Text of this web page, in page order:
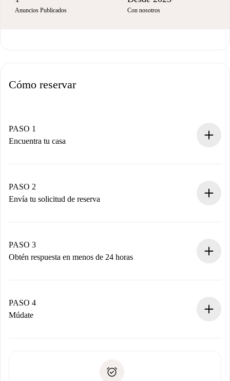
Anuncios Publicados Con nosotros
Cómo reservar
PASO 1
Encuentra tu casa
Tienes toda la información necesaria por adelantado.
PASO 2
Envía tu solicitud de reserva
propietario acepte.
PASO 3
Obtén respuesta en menos de 24 horas
contacto con el propietario.
Si es rechazada: No te haremos ningún cargo y te
Prueba de solvencia
PASO 4
Múdate
no nos comunicas ningún problema.